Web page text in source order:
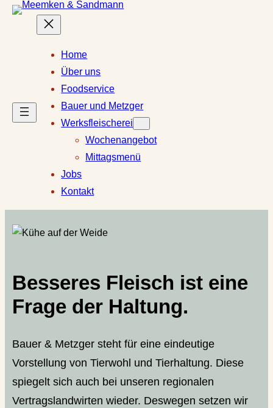
Zum
Home
Über uns
Foodservice
Bauer und Metzger
Werksfleischerei
Wochenangebot
Mittagsmenü
Jobs
Kontakt
Besseres Fleisch ist eine
Frage der Haltung.
Bauer & Metzger steht für eine eindeutige
Vorstellung von Tierwohl und Tierhaltung. Diese
spiegelt sich auch bei unseren regionalen
Vertragslandwirten wieder. Deswegen setzen wir